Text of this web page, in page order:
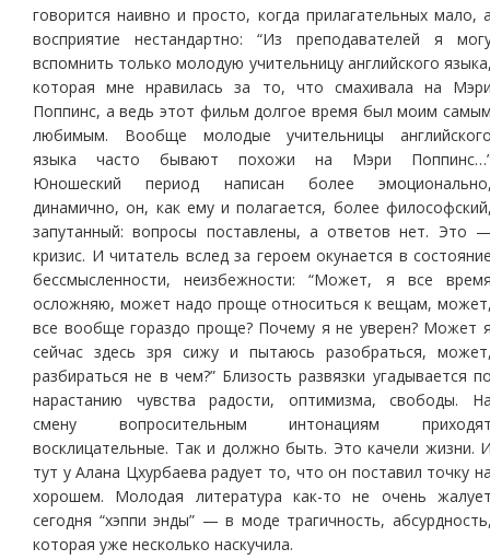
говорится наивно и просто, когда прилагательных мало,
восприятие нестандартно: “Из преподавателей я
вспомнить только молодую учительницу английского
которая мне нравилась за то, что смахивала на
Поппинс, а ведь этот фильм долгое время был моим
любимым. Вообще молодые учительницы
языка часто бывают похожи на Мэри
Юношеский период написан более
динамично, он, как ему и полагается, более
запутанный: вопросы поставлены, а ответов нет. Это
кризис. И читатель вслед за героем окунается в
бессмысленности, неизбежности: “Может, я все
осложняю, может надо проще относиться к вещам,
все вообще гораздо проще? Почему я не уверен? Может
сейчас здесь зря сижу и пытаюсь разобраться,
разбираться не в чем?” Близость развязки угадывается
нарастанию чувства радости, оптимизма, свободы.
смену вопросительным интонациям
восклицательные. Так и должно быть. Это качели жизни.
тут у Алана Цхурбаева радует то, что он поставил точку
хорошем. Молодая литература как-то не очень
сегодня “хэппи энды” — в моде трагичность,
которая уже несколько наскучила.